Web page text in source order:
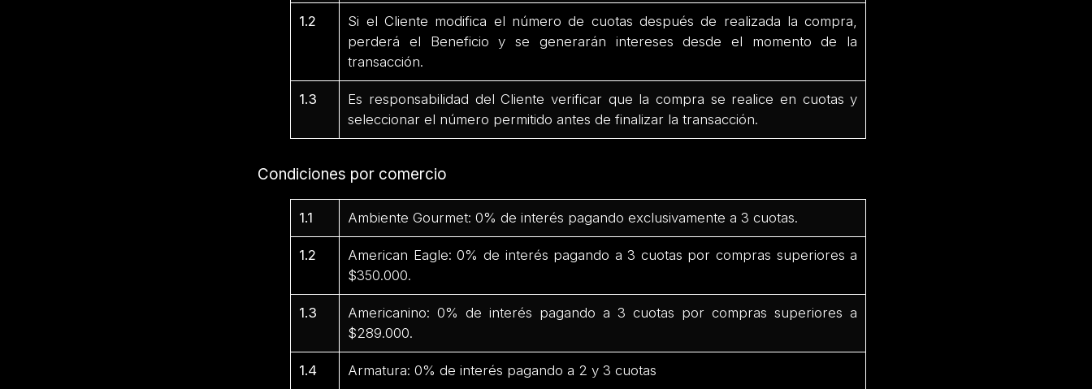
1.2
Si el Cliente modifica el número de cuotas después de realizada la compra,
perderá el Beneficio y se generarán intereses desde el momento de la
transacción.
1.3
Es responsabilidad del Cliente verificar que la compra se realice en cuotas y
seleccionar el número permitido antes de finalizar la transacción.
Condiciones por comercio
1.1 Ambiente Gourmet: 0% de interés pagando exclusivamente a 3 cuotas.
1.2
American Eagle: 0% de interés pagando a 3 cuotas por compras superiores a
$350.000.
1.3
Americanino: 0% de interés pagando a 3 cuotas por compras superiores a
$289.000.
1.4 Armatura: 0% de interés pagando a 2 y 3 cuotas